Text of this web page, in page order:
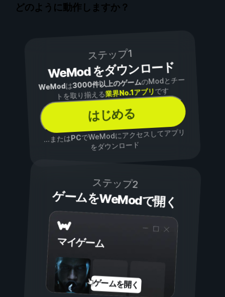
どのように動作しますか？
ステップ1
WeMod をダウンロード
WeModは3000件以上のゲームのModとチー
トを取り揃える業界No.1アプリです
はじめる
...またはPCでWeModにアクセスしてアプリ
をダウンロード
ステップ2
ゲームをWeModで開く
マイゲーム
ゲームを開く